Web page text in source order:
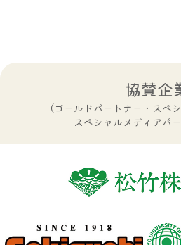
協賛企
（ゴールドパートナー・スペ
スペシャルメディアパ